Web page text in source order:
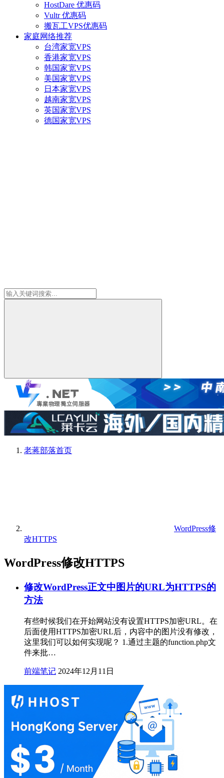
HostDare 优惠码
Vultr 优惠码
搬瓦工VPS优惠码
家庭网络推荐
台湾家宽VPS
香港家宽VPS
韩国家宽VPS
美国家宽VPS
日本家宽VPS
越南家宽VPS
英国家宽VPS
德国家宽VPS
老蒋部落首页
WordPress修
改HTTPS
WordPress修改HTTPS
修改WordPress正文中图片的URL为HTTPS的
方法
有些时候我们在开始网站没有设置HTTPS加密URL。在
后面使用HTTPS加密URL后，内容中的图片没有修改，
这里我们可以如何实现呢？ 1.通过主题的function.php文
件来批…
前端笔记 2024年12月11日